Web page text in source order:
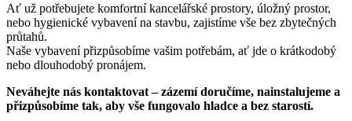
Ať už potřebujete komfortní kancelářské prostory, úložný prostor,
nebo hygienické vybavení na stavbu, zajistíme vše bez zbytečných
průtahů.
Naše vybavení přizpůsobíme vašim potřebám, ať jde o krátkodobý
nebo dlouhodobý pronájem.
Neváhejte nás kontaktovat – zázemí doručíme, nainstalujeme a
přizpůsobíme tak, aby vše fungovalo hladce a bez starostí.